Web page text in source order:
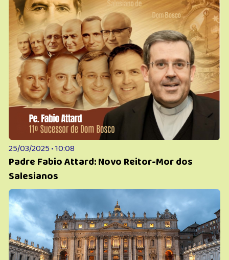
25/03/2025 • 10:08
Padre Fabio Attard: Novo Reitor-Mor dos
Salesianos